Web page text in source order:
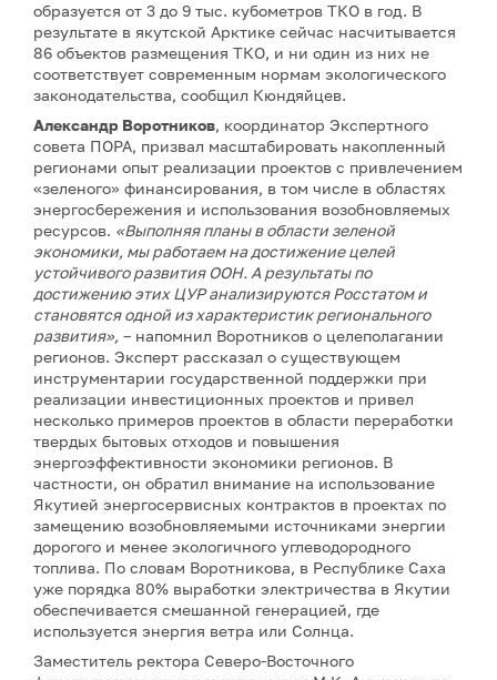
образуется от 3 до 9 тыс. кубометров ТКО в год. В
результате в якутской Арктике сейчас насчитывается
86 объектов размещения ТКО, и ни один из них не
соответствует современным нормам экологического
законодательства, сообщил Кюндяйцев.
Александр Воротников, координатор Экспертного
совета ПОРА, призвал масштабировать накопленный
регионами опыт реализации проектов с привлечением
«зеленого» финансирования, в том числе в областях
энергосбережения и использования возобновляемых
ресурсов. «Выполняя планы в области зеленой
экономики, мы работаем на достижение целей
устойчивого развития ООН. А результаты по
достижению этих ЦУР анализируются Росстатом и
становятся одной из характеристик регионального
развития», – напомнил Воротников о целеполагании
регионов. Эксперт рассказал о существующем
инструментарии государственной поддержки при
реализации инвестиционных проектов и привел
несколько примеров проектов в области переработки
твердых бытовых отходов и повышения
энергоэффективности экономики регионов. В
частности, он обратил внимание на использование
Якутией энергосервисных контрактов в проектах по
замещению возобновляемыми источниками энергии
дорогого и менее экологичного углеводородного
топлива. По словам Воротникова, в Республике Саха
уже порядка 80% выработки электричества в Якутии
обеспечивается смешанной генерацией, где
используется энергия ветра или Солнца.
Заместитель ректора Северо-Восточного